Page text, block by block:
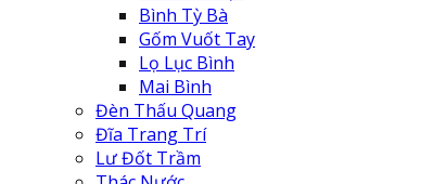
Bình Tỳ Bà
Gốm Vuốt Tay
Lọ Lục Bình
Mai Bình
Đèn Thấu Quang
Đĩa Trang Trí
Lư Đốt Trầm